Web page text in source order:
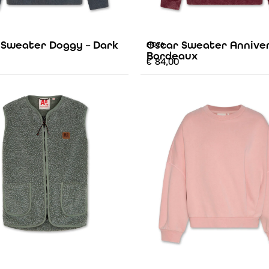
Doggy – Dark
AO76
Oscar Sweater
Bordeaux
€84,00